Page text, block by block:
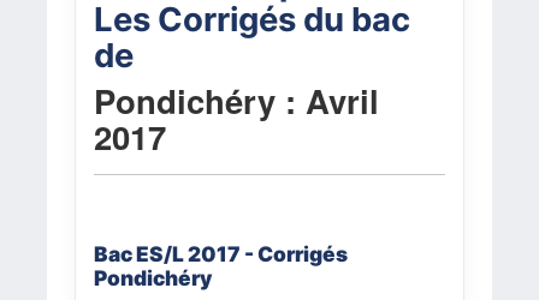
Les Corrigés du bac
de
Pondichéry : Avril
2017
Bac ES/L 2017 - Corrigés
Pondichéry